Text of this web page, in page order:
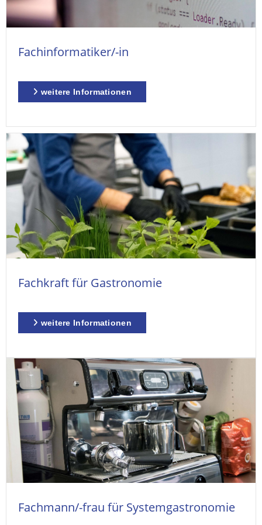
Fachinformatiker/-in
weitere Informationen
Fachkraft für Gastronomie
weitere Informationen
Fachmann/-frau für Systemgastronomie